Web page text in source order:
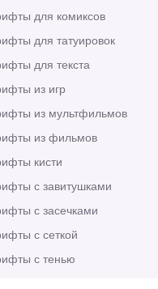
для комиксов
для татуировок
для текста
из игр
из мультфильмов
из фильмов
кисти
с завитушками
с засечками
с сеткой
с тенью